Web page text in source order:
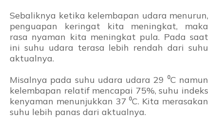
Sebaliknya ketika kelembapan udara menurun,
penguapan keringat kita meningkat, maka
rasa nyaman kita meningkat pula. Pada saat
ini suhu udara terasa lebih rendah dari suhu
aktualnya.
Misalnya pada suhu udara udara 29 ⁰C namun
kelembapan relatif mencapai 75%, suhu indeks
kenyaman menunjukkan 37⁰C. Kita merasakan
suhu lebih panas dari aktualnya.